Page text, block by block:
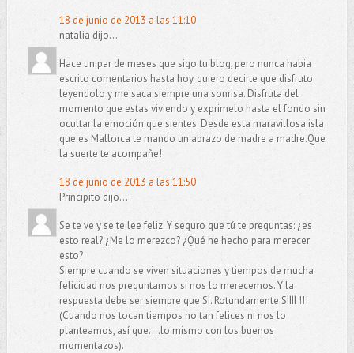
18 de junio de 2013 a las 11:10
natalia dijo...
Hace un par de meses que sigo tu blog, pero nunca habia
escrito comentarios hasta hoy. quiero decirte que disfruto
leyendolo y me saca siempre una sonrisa. Disfruta del
momento que estas viviendo y exprimelo hasta el fondo sin
ocultar la emoción que sientes. Desde esta maravillosa isla
que es Mallorca te mando un abrazo de madre a madre.Que
la suerte te acompañe!
18 de junio de 2013 a las 11:50
Principito dijo...
Se te ve y se te lee feliz. Y seguro que tú te preguntas: ¿es
esto real? ¿Me lo merezco? ¿Qué he hecho para merecer
esto?
Siempre cuando se viven situaciones y tiempos de mucha
felicidad nos preguntamos si nos lo merecemos. Y la
respuesta debe ser siempre que SÍ. Rotundamente SÍÍÍÍ !!!
(Cuando nos tocan tiempos no tan felices ni nos lo
planteamos, así que....lo mismo con los buenos
momentazos).